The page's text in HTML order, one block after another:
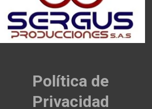
Política de
Privacidad